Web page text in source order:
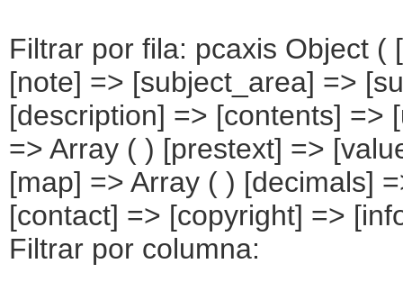
Filtrar por fila: pcaxis Object
[note] => [subject_area] =>
[description] => [contents] =>
=> Array ( ) [prestext] =>
[map] => Array ( ) [decimals]
[contact] => [copyright] =>
Filtrar por columna: